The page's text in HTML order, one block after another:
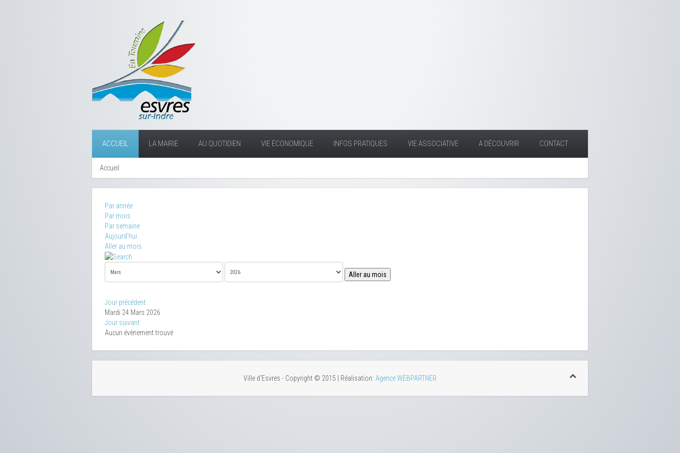
ACCUEIL LA MAIRIE AU QUOTIDIEN VIE ÉCONOMIQUE INFOS PRATIQUES VIE ASSOCIATIVE A DÉCOUVRIR CONTACT
Accueil
Par année
Par mois
Par semaine
Aujourd'hui
Aller au mois
Aller au mois
Jour précédent
Mardi 24 Mars 2026
Jour suivant
Aucun évènement trouvé
Ville d'Esvres - Copyright © 2015 | Réalisation: Agence WEBPARTNER